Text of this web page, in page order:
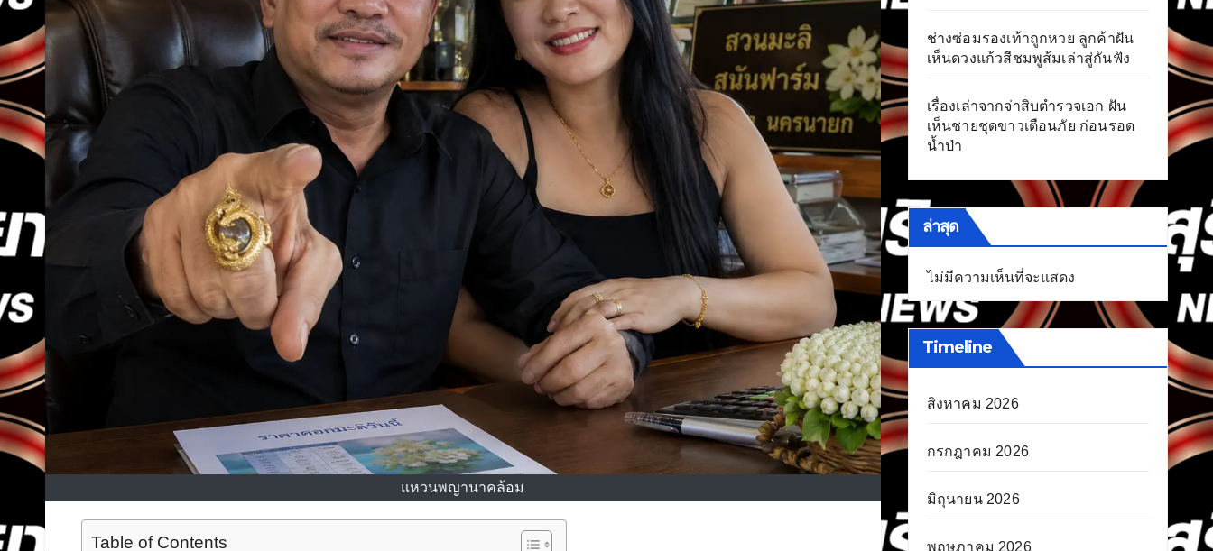
แหวนพญานาคล้อม
Table of Contents
ช่างซ่อมรองเท้าถูกหวย ลูกค้าฝัน
เห็นดวงแก้วสีชมพูส้มเล่าสู่กันฟัง
เรื่องเล่าจากจ่าสิบตำรวจเอก ฝัน
เห็นชายชุดขาวเตือนภัย ก่อนรอด
น้ำป่า
ล่าสุด
ไม่มีความเห็นที่จะแสดง
Timeline
สิงหาคม 2026
กรกฎาคม 2026
มิถุนายน 2026
พฤษภาคม 2026